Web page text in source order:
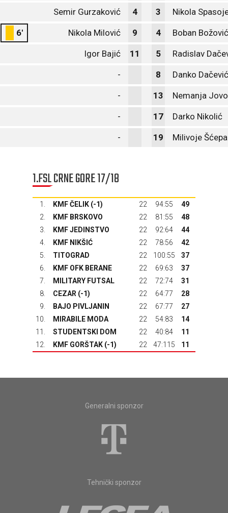
Semir Gurzaković 4 3 Nikola
6' Nikola Milović 9 4 Boban Božović
Igor Bajić 11 5 Radislav
- 8 Danko Dačević
- 13 Nemanja
- 17 Darko Nikolić
- 19 Milivoje
1.FSL CRNE GORE 17/18
1. KMF ČELIK (-1) 22 94:55
49
2.
KMF BRSKOVO 22 81:55
48
3.
KMF JEDINSTVO 22 92:64
44
4.
KMF NIKŠIĆ 22 78:56
42
5.
TITOGRAD 22 100:55
37
6.
KMF OFK BERANE 22 69:63
37
7.
MILITARY FUTSAL 22 72:74
31
8.
CEZAR (-1) 22 64:77
28
9.
BAJO PIVLJANIN 22 67:77
27
10.
MIRABILE MODA 22 54:83
14
11.
STUDENTSKI DOM 22 40:84
11
12.
KMF GORŠTAK (-1) 22 47:115 11
Generalni sponzor
Tehnički sponzor